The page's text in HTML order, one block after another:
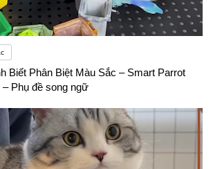
Biết Phân Biệt Màu Sắc – Smart Parrot
Phụ đề song ngữ